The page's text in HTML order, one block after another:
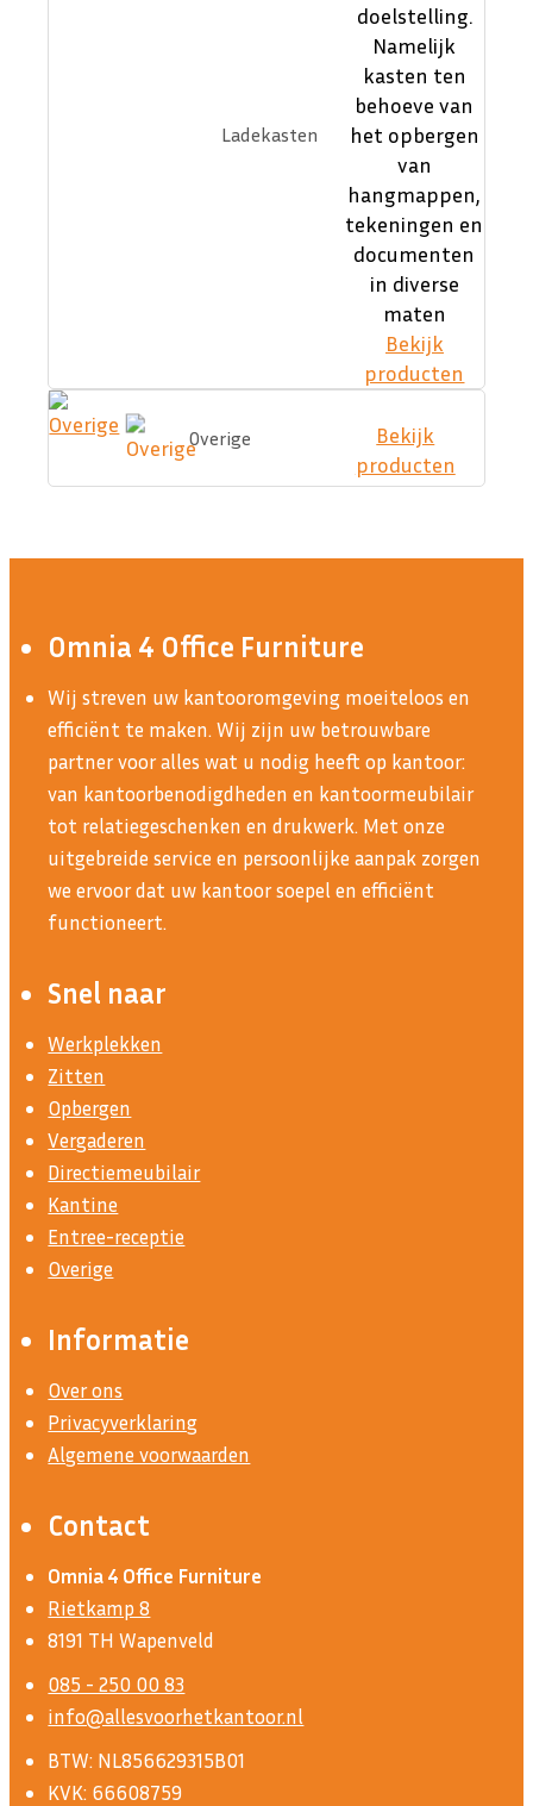
Ladekasten
doelstelling.
Namelijk
kasten ten
behoeve van
het opbergen
van
hangmappen,
tekeningen en
documenten
in diverse
maten
Bekijk
producten
Overige
Bekijk
producten
Omnia 4 Office Furniture
Wij streven uw kantooromgeving moeiteloos en
efficiënt te maken. Wij zijn uw betrouwbare
partner voor alles wat u nodig heeft op kantoor:
van kantoorbenodigdheden en kantoormeubilair
tot relatiegeschenken en drukwerk. Met onze
uitgebreide service en persoonlijke aanpak zorgen
we ervoor dat uw kantoor soepel en efficiënt
functioneert.
Snel naar
Werkplekken
Zitten
Opbergen
Vergaderen
Directiemeubilair
Kantine
Entree-receptie
Overige
Informatie
Over ons
Privacyverklaring
Algemene voorwaarden
Contact
Omnia 4 Office Furniture
Rietkamp 8
8191 TH Wapenveld
085 - 250 00 83
info@allesvoorhetkantoor.nl
BTW: NL856629315B01
KVK: 66608759